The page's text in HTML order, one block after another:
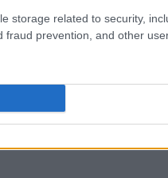
storage related to security,
prevention, and other